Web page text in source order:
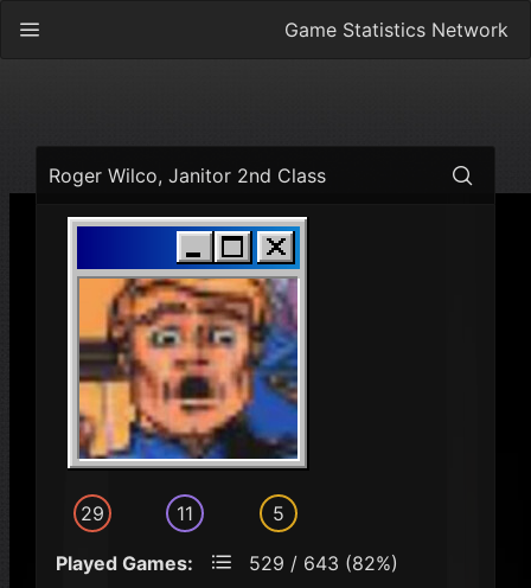
Game Statistics Network
Roger Wilco, Janitor 2nd Class
29 11 5
Played Games:
529 / 643 (82%)